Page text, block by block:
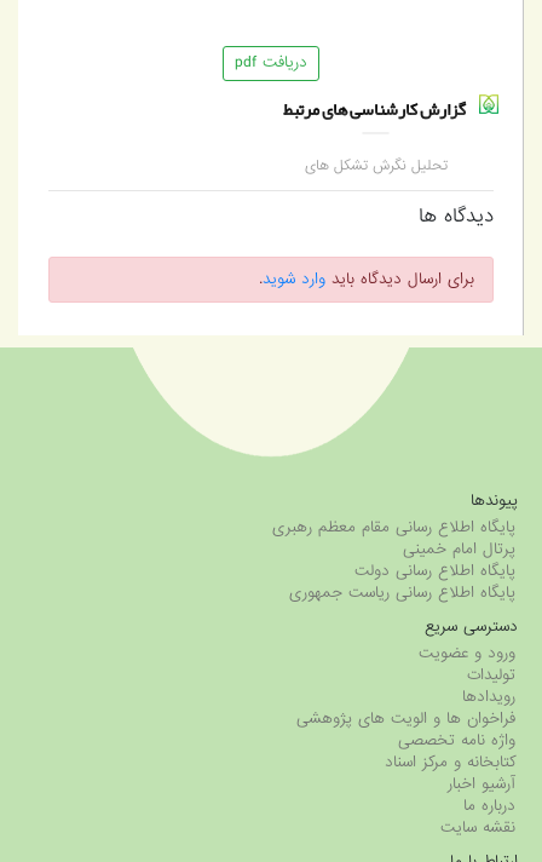
دریافت pdf
گزارش کارشناسی های مرتبط
تحلیل نگرش تشکل های
کارگری و کارفرمایی در
خصوص اصلاحات
صندوق های بازنشستگیدیدگاه ها
برای ارسال دیدگاه بایدوارد شوید.
پیوندها
پایگاه اطلاع رسانی مقام معظم رهبری
پرتال امام خمینی
پایگاه اطلاع رسانی دولت
پایگاه اطلاع رسانی ریاست جمهوری
دسترسی سریع
ورود و عضویت
تولیدات
رویدادها
فراخوان ها و الویت های پژوهشی
واژه نامه تخصصی
کتابخانه و مرکز اسناد
آرشیو اخبار
درباره ما
نقشه سایت